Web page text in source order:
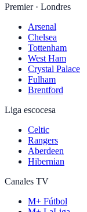
Premier · Londres
Arsenal
Chelsea
Tottenham
West Ham
Crystal Palace
Fulham
Brentford
Liga escocesa
Celtic
Rangers
Aberdeen
Hibernian
Canales TV
M+ Fútbol